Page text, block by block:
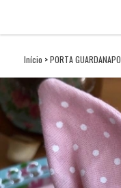
Início >PORTA GUARDANAPO